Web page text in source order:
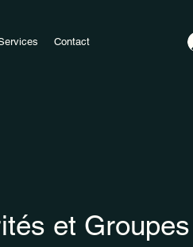
Contact
et Groupes